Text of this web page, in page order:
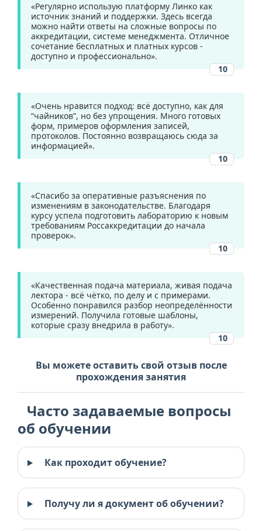
«Регулярно использую платформу Линко как
источник знаний и поддержки. Здесь всегда
можно найти ответы на сложные вопросы по
аккредитации, системе менеджмента. Отличное
сочетание бесплатных и платных курсов -
доступно и профессионально».
10
«Очень нравится подход: всё доступно, как для
“чайников”, но без упрощения. Много готовых
форм, примеров оформления записей,
протоколов. Постоянно возвращаюсь сюда за
информацией».
10
«Спасибо за оперативные разъяснения по
изменениям в законодательстве. Благодаря
курсу успела подготовить лабораторию к новым
требованиям Россаккредитации до начала
проверок».
10
«Качественная подача материала, живая подача
лектора - всё чётко, по делу и с примерами.
Особенно понравился разбор неопределённости
измерений. Получила готовые шаблоны,
которые сразу внедрила в работу».
10
Вы можете оставить свой отзыв после
прохождения занятия
Часто задаваемые вопросы
об обучении
Как проходит обучение?
Получу ли я документ об обучении?